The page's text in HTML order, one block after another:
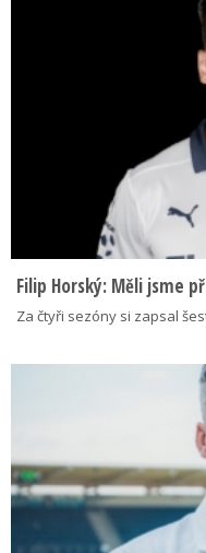
Filip Horský: Měli jsme
Za čtyři sezóny si zapsal